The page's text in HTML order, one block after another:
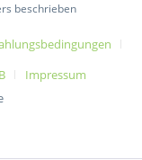
beschrieben
Impressum